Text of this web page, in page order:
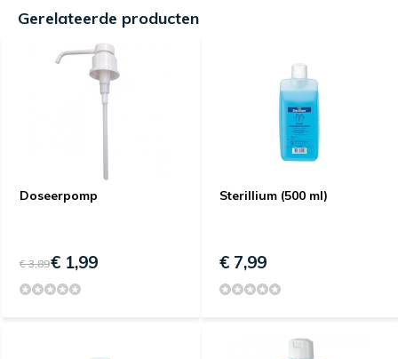
Gerelateerde producten
Doseerpomp
€ 3,89€ 1,99
Sterillium (500 ml)
€ 7,99